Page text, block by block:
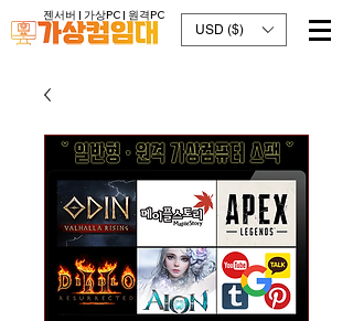
젠서버 | 가상PC| 원격PC
USD ($)